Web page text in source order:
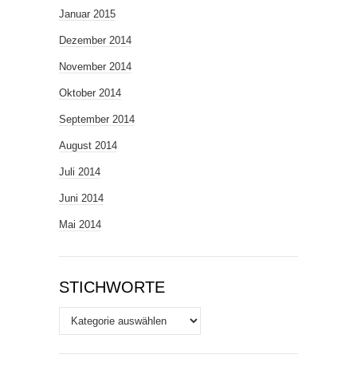
Januar 2015
Dezember 2014
November 2014
Oktober 2014
September 2014
August 2014
Juli 2014
Juni 2014
Mai 2014
STICHWORTE
Stichworte